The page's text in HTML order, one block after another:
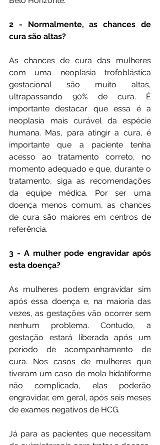
2 - Normalmente, as chances de
cura são altas?
As chances de cura das mulheres
com uma neoplasia trofoblástica
gestacional são muito altas,
ultrapassando 90% de cura. É
importante destacar que essa é a
neoplasia mais curável da espécie
humana. Mas, para atingir a cura, é
importante que a paciente tenha
acesso ao tratamento correto, no
momento adequado e que, durante o
tratamento, siga as recomendações
da equipe médica. Por ser uma
doença menos comum, as chances
de cura são maiores em centros de
referência.
3 - A mulher pode engravidar após
esta doença?
As mulheres podem engravidar sim
após essa doença e, na maioria das
vezes, as gestações vão ocorrer sem
nenhum problema. Contudo, a
gestação estará liberada após um
período de acompanhamento de
cura. Nos casos de mulheres que
tiveram um caso de mola hidatiforme
não complicada, elas poderão
engravidar, em geral, após seis meses
de exames negativos de HCG.
Já para as pacientes que necessitam